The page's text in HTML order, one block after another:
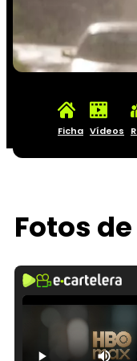
Ficha Vídeos
Fotos